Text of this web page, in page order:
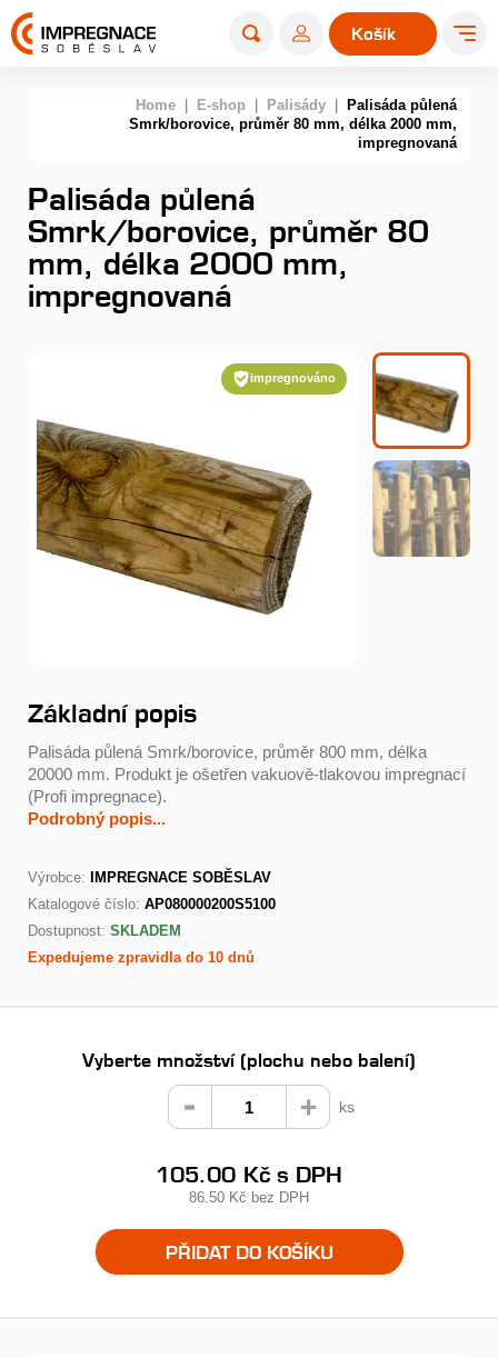
0
Košík
Home E-shop Palisády
Palisáda půlená
Smrk/borovice, průměr 80 mm, délka 2000 mm,
impregnovaná
Palisáda půlená
Smrk/borovice, průměr 80
mm, délka 2000 mm,
impregnovaná
impregnováno
Základní popis
Palisáda půlená Smrk/borovice, průměr 800 mm, délka
20000 mm. Produkt je ošetřen vakuově-tlakovou impregnací
(Profi impregnace).
Podrobný popis...
Výrobce:
IMPREGNACE SOBĚSLAV
Katalogové číslo: AP080000200S5100
Dostupnost: SKLADEM
Expedujeme zpravidla do 10 dnů
Vyberte množství (plochu nebo balení)
ks
105.00 Kč s DPH
86.50 Kč bez DPH
PŘIDAT DO KOŠÍKU